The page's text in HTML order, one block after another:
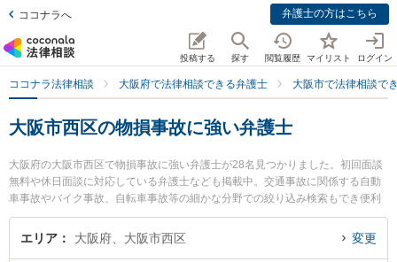
ココナラへ 弁護士の方はこちら
投稿する 探す 閲覧履歴 マイリスト ログイン
ココナラ法律相談 大阪府で法律相談できる弁護士 大阪市で法律相談で
大阪市西区の物損事故に強い弁護士
大阪府の大阪市西区で物損事故に強い弁護士が28名見つかりました。初回面談
無料や休日面談に対応している弁護士なども掲載中。交通事故に関係する自動
車事故やバイク事故、自転車事故等の細かな分野での絞り込み検索もでき便利
です。特に土佐堀通り法律事務所の有田 和生弁護士や川村・藤岡綜合法律事務
所の小寺 弘通弁護士、土佐堀通り法律事務所の權野 裕介弁護士のプロフィール
エリア 大阪府、大阪市西区 変更